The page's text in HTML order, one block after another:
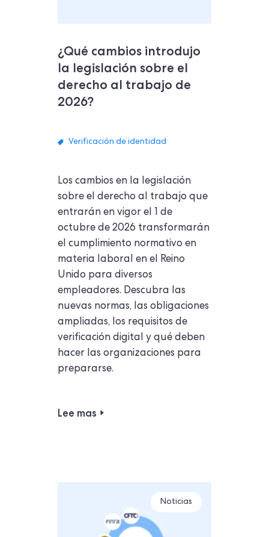
¿Qué cambios introdujo
la legislación sobre el
derecho al trabajo de
2026?
Verificación de identidad
Los cambios en la legislación
sobre el derecho al trabajo que
entrarán en vigor el 1 de
octubre de 2026 transformarán
el cumplimiento normativo en
materia laboral en el Reino
Unido para diversos
empleadores. Descubra las
nuevas normas, las obligaciones
ampliadas, los requisitos de
verificación digital y qué deben
hacer las organizaciones para
prepararse.
Lee mas
Noticias